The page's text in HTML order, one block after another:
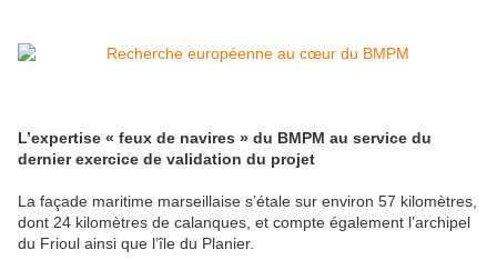
L’expertise « feux de navires » du BMPM au service du
dernier exercice de validation du projet
La façade maritime marseillaise s’étale sur environ 57 kilomètres,
dont 24 kilomètres de calanques, et compte également l’archipel
du Frioul ainsi que l’île du Planier.